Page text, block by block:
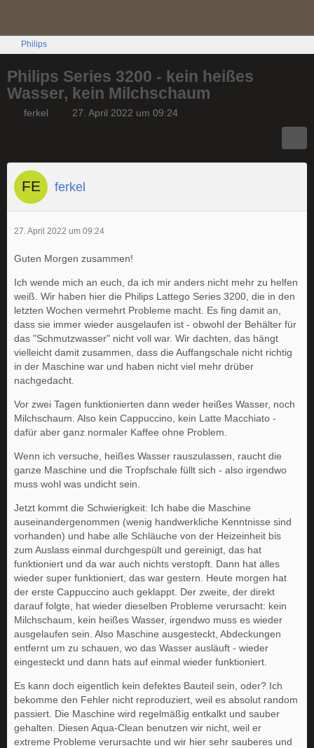
Philips
Philips Series 3200 - kein heißes
Wasser, kein Milchschaum
ferkel 27. April 2022 um 09:24
ferkel
27. April 2022 um 09:24
Guten Morgen zusammen!
Ich wende mich an euch, da ich mir anders nicht mehr zu helfen
weiß. Wir haben hier die Philips Lattego Series 3200, die in den
letzten Wochen vermehrt Probleme macht. Es fing damit an,
dass sie immer wieder ausgelaufen ist - obwohl der Behälter für
das "Schmutzwasser" nicht voll war. Wir dachten, das hängt
vielleicht damit zusammen, dass die Auffangschale nicht richtig
in der Maschine war und haben nicht viel mehr drüber
nachgedacht.
Vor zwei Tagen funktionierten dann weder heißes Wasser, noch
Milchschaum. Also kein Cappuccino, kein Latte Macchiato -
dafür aber ganz normaler Kaffee ohne Problem.
Wenn ich versuche, heißes Wasser rauszulassen, raucht die
ganze Maschine und die Tropfschale füllt sich - also irgendwo
muss wohl was undicht sein.
Jetzt kommt die Schwierigkeit: Ich habe die Maschine
auseinandergenommen (wenig handwerkliche Kenntnisse sind
vorhanden) und habe alle Schläuche von der Heizeinheit bis
zum Auslass einmal durchgespült und gereinigt, das hat
funktioniert und da war auch nichts verstopft. Dann hat alles
wieder super funktioniert, das war gestern. Heute morgen hat
der erste Cappuccino auch geklappt. Der zweite, der direkt
darauf folgte, hat wieder dieselben Probleme verursacht: kein
Milchschaum, kein heißes Wasser, irgendwo muss es wieder
ausgelaufen sein. Also Maschine ausgesteckt, Abdeckungen
entfernt um zu schauen, wo das Wasser ausläuft - wieder
eingesteckt und dann hats auf einmal wieder funktioniert.
Es kann doch eigentlich kein defektes Bauteil sein, oder? Ich
bekomme den Fehler nicht reproduziert, weil es absolut random
passiert. Die Maschine wird regelmäßig entkalkt und sauber
gehalten. Diesen Aqua-Clean benutzen wir nicht, weil er
extreme Probleme verursachte und wir hier sehr sauberes und